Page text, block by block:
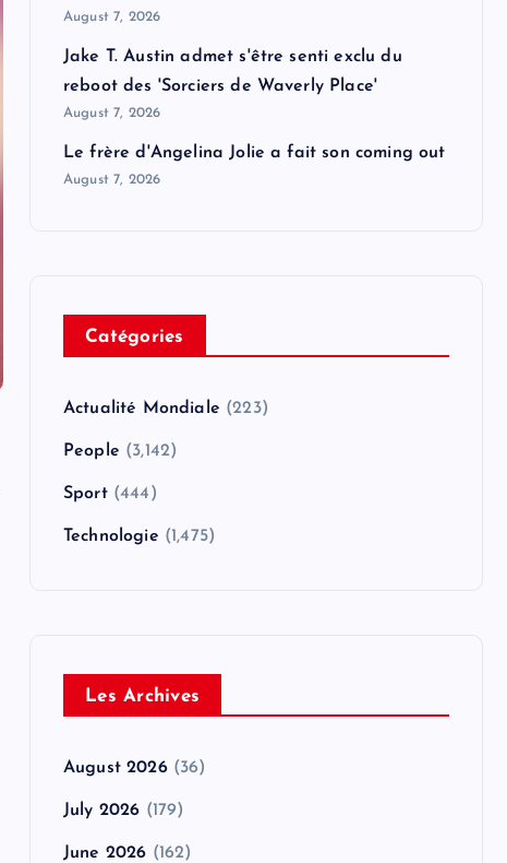
August 7, 2026
Jake T. Austin admet s'être senti exclu du
reboot des 'Sorciers de Waverly Place'
August 7, 2026
Le frère d'Angelina Jolie a fait son coming out
August 7, 2026
Catégories
Actualité Mondiale (223)
People (3,142)
Sport(444)
Technologie (1,475)
Les Archives
August 2026(36)
July 2026 (179)
June 2026 (162)